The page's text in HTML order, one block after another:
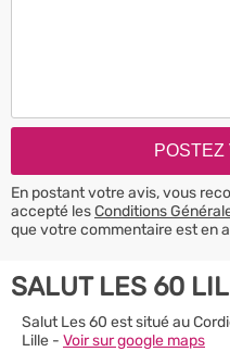
En postant votre avis, vous
accepté lesConditions
que votre commentaire est en
SALUT LES 60
Salut Les 60 est situé au
Lille - Voir sur google maps